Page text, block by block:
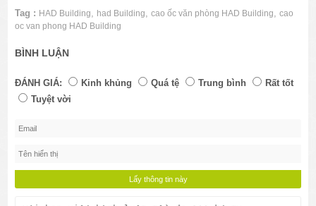
Tag : HAD Building, had Building,cao ốc văn phòng HAD Building,cao
oc van phong HAD Building
BÌNH LUẬN
ĐÁNH GIÁ: Kinh khủng Quá tệ Trung bình
Rất tốt
Tuyệt vời